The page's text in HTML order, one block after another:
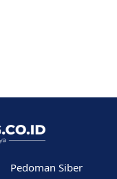
Pedoman Siber